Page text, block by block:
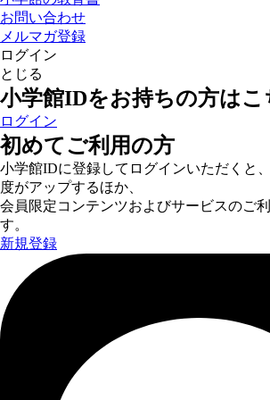
お問い合わせ
メルマガ登録
ログイン
とじる
小学館IDをお持ちの方はこ
ログイン
初めてご利用の方
小学館IDに登録してログインいただくと
度がアップするほか、
会員限定コンテンツおよびサービスのご
す。
新規登録